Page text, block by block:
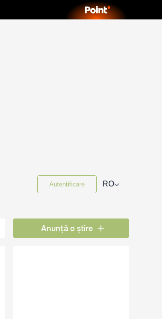
Autentificare RO⌵
Anunță o știre